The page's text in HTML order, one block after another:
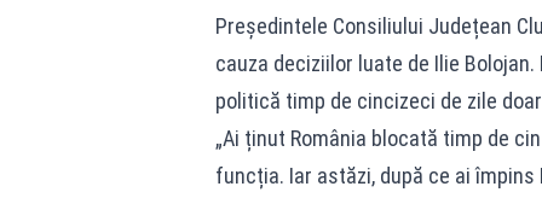
Președintele Consiliului Județean
cauza deciziilor luate de Ilie
politică timp de cincizeci de zile
„Ai ținut România blocată timp de
funcția. Iar astăzi, după ce ai